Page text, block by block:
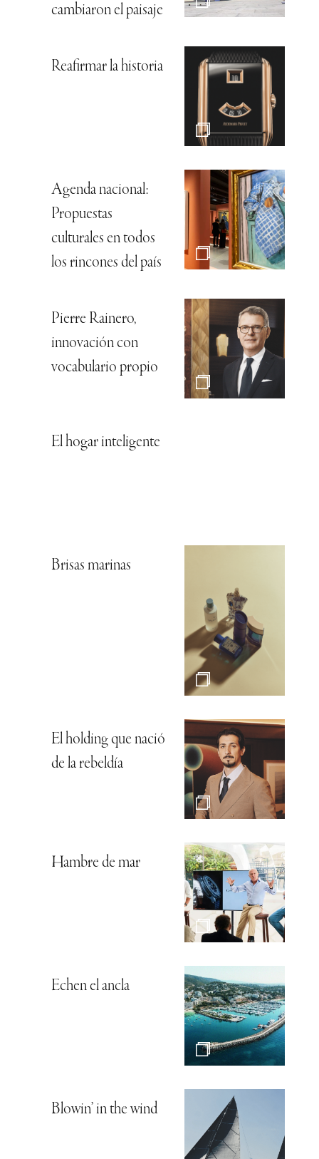
cambiaron el paisaje
Reafirmar la historia
Agenda nacional:
Propuestas
culturales en todos
los rincones del país
Pierre Rainero,
innovación con
vocabulario propio
El hogar inteligente
Brisas marinas
El holding que nació
de la rebeldía
Hambre de mar
Echen el ancla
Blowin’ in the wind